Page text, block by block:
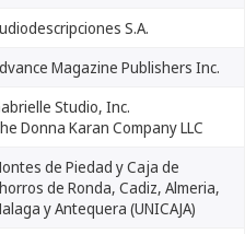
S.A.
Magazine Publishers Inc.
Studio, Inc.
Donna Karan Company LLC
de Piedad y Caja de
de Ronda, Cadiz, Almeria,
y Antequera (UNICAJA)